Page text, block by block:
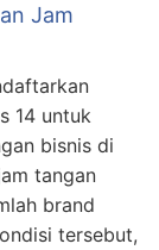
Jam
14 untuk
bisnis di
tangan
brand
tersebut,